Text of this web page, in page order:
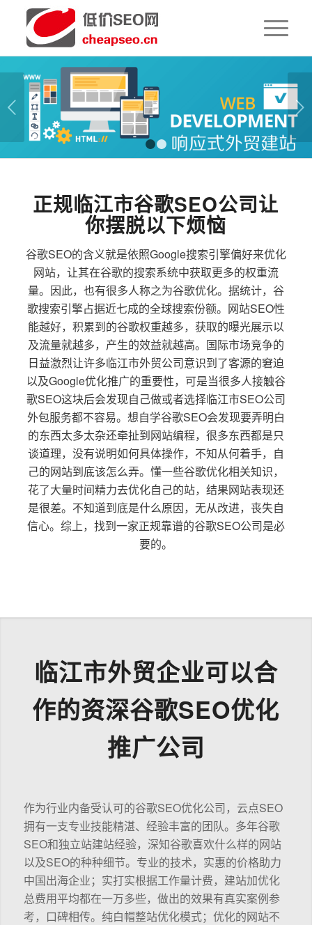
下一页
1 2
正规临江市谷歌SEO公司让
你摆脱以下烦恼
谷歌SEO的含义就是依照Google搜索引擎偏好来优化
网站，让其在谷歌的搜索系统中获取更多的权重流
量。因此，也有很多人称之为谷歌优化。据统计，谷
歌搜索引擎占据近七成的全球搜索份额。网站SEO性
能越好，积累到的谷歌权重越多，获取的曝光展示以
及流量就越多，产生的效益就越高。国际市场竞争的
日益激烈让许多临江市外贸公司意识到了客源的窘迫
以及Google优化推广的重要性，可是当很多人接触谷
歌SEO这块后会发现自己做或者选择临江市SEO公司
外包服务都不容易。想自学谷歌SEO会发现要弄明白
的东西太多太杂还牵扯到网站编程，很多东西都是只
谈道理，没有说明如何具体操作，不知从何着手，自
己的网站到底该怎么弄。懂一些谷歌优化相关知识，
花了大量时间精力去优化自己的站，结果网站表现还
是很差。不知道到底是什么原因，无从改进，丧失自
信心。综上，找到一家正规靠谱的谷歌SEO公司是必
要的。
临江市外贸企业可以合
作的资深谷歌SEO优化
推广公司
作为行业内备受认可的谷歌SEO优化公司，云点SEO
拥有一支专业技能精湛、经验丰富的团队。多年谷歌
SEO和独立站建站经验，深知谷歌喜欢什么样的网站
以及SEO的种种细节。专业的技术，实惠的价格助力
中国出海企业；实打实根据工作量计费，建站加优化
总费用平均都在一万多些，做出的效果有真实案例参
考，口碑相传。纯白帽整站优化模式；优化的网站不